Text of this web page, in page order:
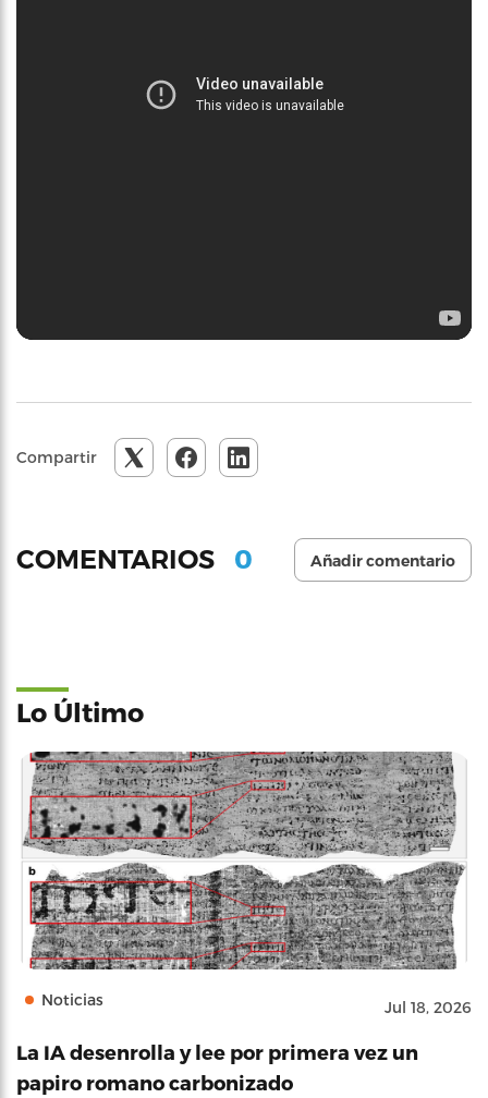
Compartir
COMENTARIOS 0 Añadir comentario
Lo Último
Noticias Jul 18, 2026
La IA desenrolla y lee por primera vez un
papiro romano carbonizado